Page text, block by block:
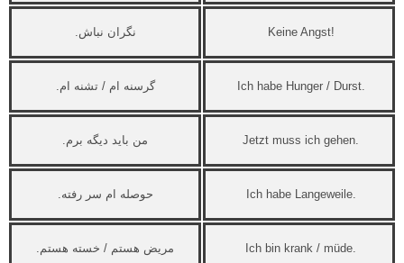
Keine Angst! نگران نباش.
Ich habe Hunger / Durst. گرسنه ام / تشنه ام.
Jetzt muss ich gehen. من باید دیگه برم.
Ich habe Langeweile. حوصله ام سر رفته.
Ich bin krank / müde. مریض هستم / خسته هستم.